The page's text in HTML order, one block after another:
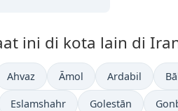
ini di kota lain di
Ahvaz Āmol Ardabil
Eslamshahr Golestān